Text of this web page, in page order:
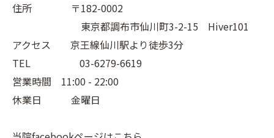
住所 〒182-0002
東京都調布市仙川町3-2-15 Hiver101
アクセス 京王線仙川駅より徒歩3分
TEL 03-6279-6619
営業時間 11:00 - 22:00
休業日 金曜日